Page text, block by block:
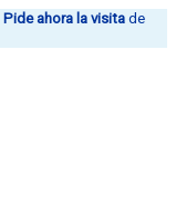
Pide ahora la visita de